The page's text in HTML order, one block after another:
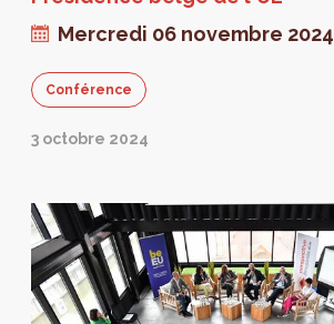
Mercredi 06 novembre 2024
Conférence
3 octobre 2024